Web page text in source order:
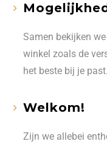
Samen bekijken
winkel zoals de
het beste bij je past.
Welkom!
Zijn we allebei